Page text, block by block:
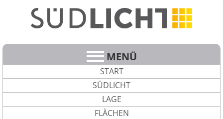
MENÜ
START
SÜDLICHT
LAGE
FLÄCHEN